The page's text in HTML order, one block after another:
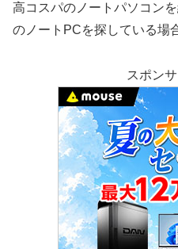
高コスパのノートパソコン
のノートPCを探している場
スポン